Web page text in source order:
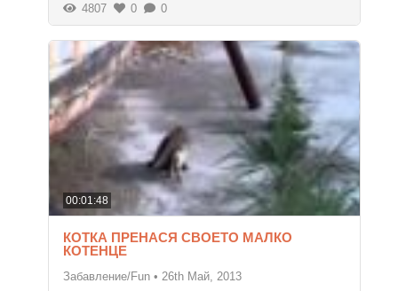
4807 0 0
00:01:48
КОТКА ПРЕНАСЯ СВОЕТО МАЛКО
КОТЕНЦЕ
Забавление/Fun • 26th Май, 2013